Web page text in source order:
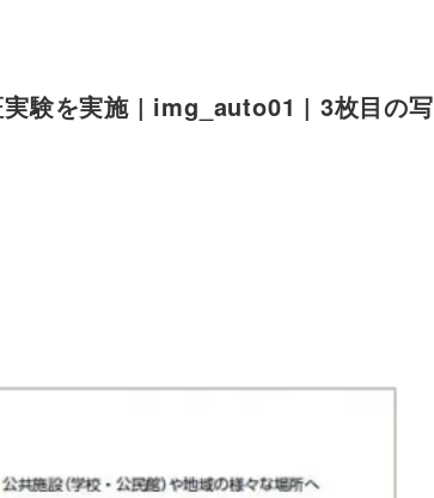
験を実施 | img_auto01 | 3枚目の写